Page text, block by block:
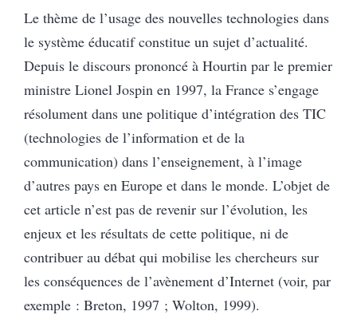
Le thème de l’usage des nouvelles technologies dans
le système éducatif constitue un sujet d’actualité.
Depuis le discours prononcé à Hourtin par le premier
ministre Lionel Jospin en 1997, la France s’engage
résolument dans une politique d’intégration des TIC
(technologies de l’information et de la
communication) dans l’enseignement, à l’image
d’autres pays en Europe et dans le monde. L’objet de
cet article n’est pas de revenir sur l’évolution, les
enjeux et les résultats de cette politique, ni de
contribuer au débat qui mobilise les chercheurs sur
les conséquences de l’avènement d’Internet (voir, par
exemple : Breton, 1997 ; Wolton, 1999).